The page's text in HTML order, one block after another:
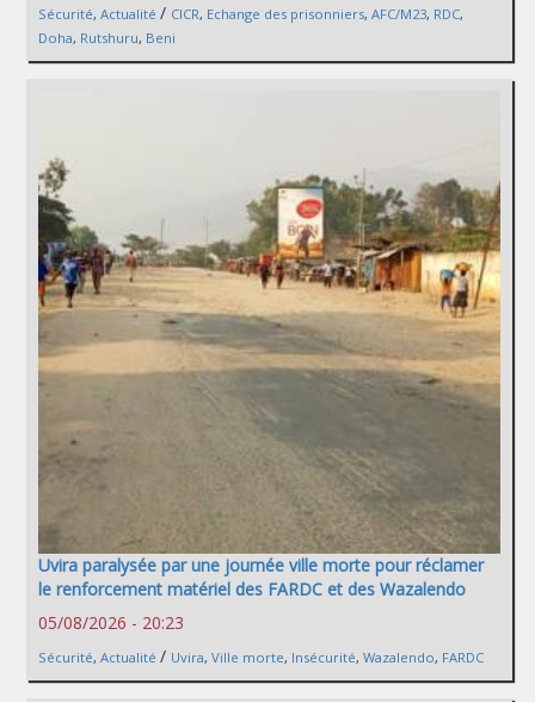
Sécurité, Actualité / CICR, Echange des prisonniers, AFC/M23, RDC,
Doha, Rutshuru, Beni
Uvira paralysée par une journée ville morte pour réclamer
le renforcement matériel des FARDC et des Wazalendo
05/08/2026 - 20:23
Sécurité, Actualité / Uvira, Ville morte, Insécurité, Wazalendo, FARDC